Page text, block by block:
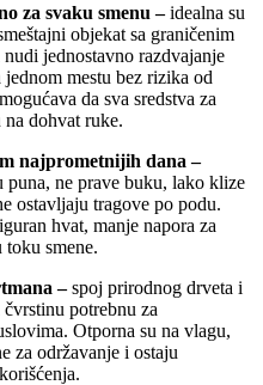
za svaku smenu –idealna su
objekat sa graničenim
jednostavno razdvajanje
mestu bez rizika od
da sva sredstva za
dohvat ruke.
najprometnijih dana –
puna, ne prave buku, lako klize
ostavljaju tragove po podu.
hvat, manje napora za
toku smene.
–spoj prirodnog drveta i
potrebnu za
Otporna su na vlagu,
za održavanje i ostaju